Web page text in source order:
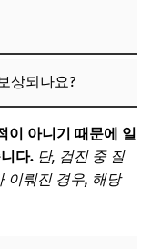
상되나요?
이 아니기 때문에 일
다. 단, 검진 중 질
이뤄진 경우, 해당